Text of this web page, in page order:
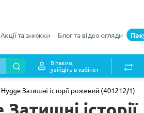
Акції та знижки Блог та відео огляди
Вітаємо,
увійдіть в кабінет
Затишні історії рожевий (401212/1)